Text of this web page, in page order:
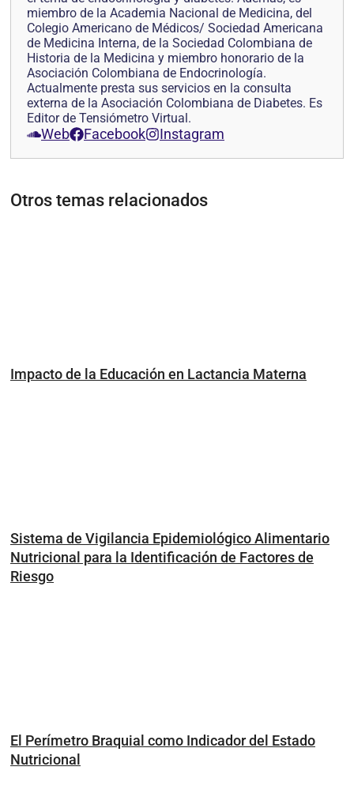
miembro de la Academia Nacional de Medicina, del
Colegio Americano de Médicos/ Sociedad Americana
de Medicina Interna, de la Sociedad Colombiana de
Historia de la Medicina y miembro honorario de la
Asociación Colombiana de Endocrinología.
Actualmente presta sus servicios en la consulta
externa de la Asociación Colombiana de Diabetes. Es
Editor de Tensiómetro Virtual.
Web Facebook Instagram
Otros temas relacionados
Impacto de la Educación en Lactancia Materna
Sistema de Vigilancia Epidemiológico Alimentario
Nutricional para la Identificación de Factores de
Riesgo
El Perímetro Braquial como Indicador del Estado
Nutricional